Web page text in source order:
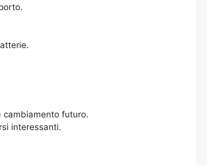
cambiamento futuro.
interessanti.